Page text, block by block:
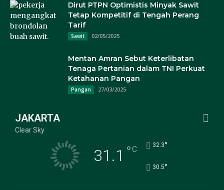
Dirut PTPN Optimistis Minyak Sawit
Tetap Kompetitif di Tengah Perang
Tarif
Sawit 02/05/2025
Mentan Amran Sebut Keterlibatan
Tenaga Pertanian dalam TNI Perkuat
Ketahanan Pangan
Pangan 27/03/2025
JAKARTA
Clear Sky
31.1 °C 32.3°
30.5°